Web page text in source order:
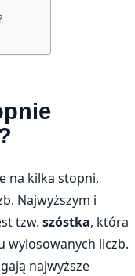
na kilka stopni,
Najwyższym i
tzw. szóstka, która
wylosowanych liczb.
najwyższe